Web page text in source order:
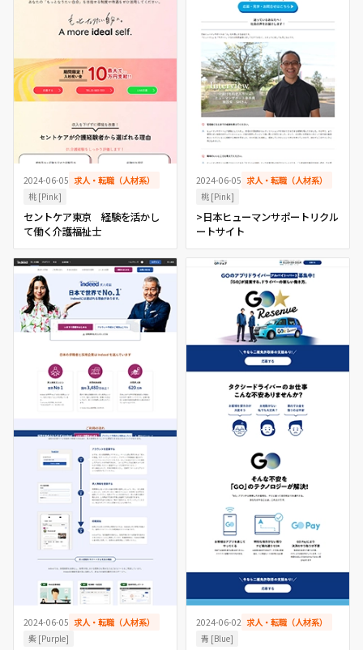
2024-06-05 求人・転職（人材系）
桃 [Pink]
セントケア東京 経験を活かし
て働く介護福祉士
2024-06-05 求人・転職（人材系）
桃 [Pink]
>日本ヒューマンサポートリクル
ートサイト
2024-06-05 求人・転職（人材系）
紫 [Purple]
2024-06-02 求人・転職（人材系）
青 [Blue]